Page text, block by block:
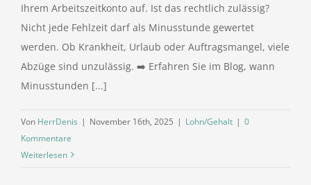
Ihrem Arbeitszeitkonto auf. Ist das rechtlich zulässig?
Nicht jede Fehlzeit darf als Minusstunde gewertet
werden. Ob Krankheit, Urlaub oder Auftragsmangel, viele
Abzüge sind unzulässig. ➡️ Erfahren Sie im Blog, wann
Minusstunden [...]
Von HerrDenis | November 16th, 2025 | Lohn/Gehalt | 0
Kommentare
Weiterlesen